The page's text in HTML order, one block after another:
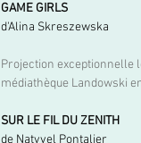
GAME GIRLS
d'Alina Skreszewska
Projection exceptionnelle
médiathèque Landowski
SUR LE FIL DU ZENITH
de Natyvel Pontalier